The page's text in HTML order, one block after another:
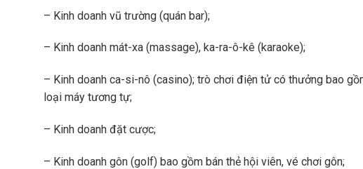
– Kinh doanh vũ trường (quán bar);
– Kinh doanh mát-xa (massage), ka-ra-ô-kê (karaoke);
– Kinh doanh ca-si-nô (casino); trò chơi điện tử có thưởng bao
loại máy tương tự;
– Kinh doanh đặt cược;
– Kinh doanh gôn (golf) bao gồm bán thẻ hội viên, vé chơi gôn;